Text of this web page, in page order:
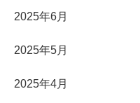
2025年6月
2025年5月
2025年4月